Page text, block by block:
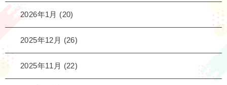
2026年1月 (20)
2025年12月 (26)
2025年11月 (22)